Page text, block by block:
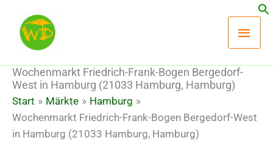
Inhalt
springen
Wochenmarkt Friedrich-Frank-Bogen Bergedorf-
West in Hamburg (21033 Hamburg, Hamburg)
Start Märkte
Hamburg
Wochenmarkt Friedrich-Frank-Bogen Bergedorf-West
in Hamburg (21033 Hamburg, Hamburg)